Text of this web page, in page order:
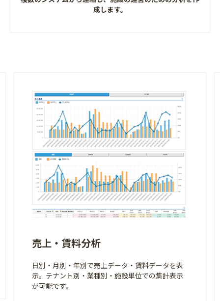
成します。
売上・賃料分析
日別・月別・年別で売上データ・賃料データを表
示。テナント別・業種別・施設単位での集計表示
が可能です。